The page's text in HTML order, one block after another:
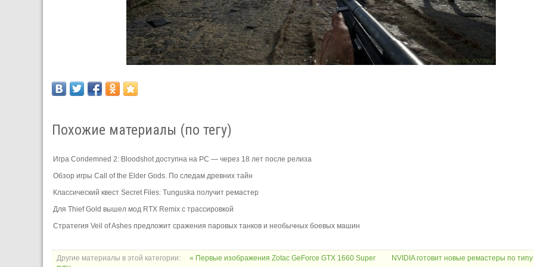
Похожие материалы (по тегу)
Игра Condemned 2: Bloodshot доступна на PC — через 18 лет после релиза
Обзор игры Call of the Elder Gods. По следам древних тайн
Классический квест Secret Files: Tunguska получит ремастер
Для Thief Gold вышел мод RTX Remix с трассировкой
Стратегия Veil of Ashes предложит сражения паровых танков и необычных боевых машин
Другие материалы в этой категории: « Первые изображения Zotac GeForce GTX 1660 Super
NVIDIA готовит новые ремастеры по